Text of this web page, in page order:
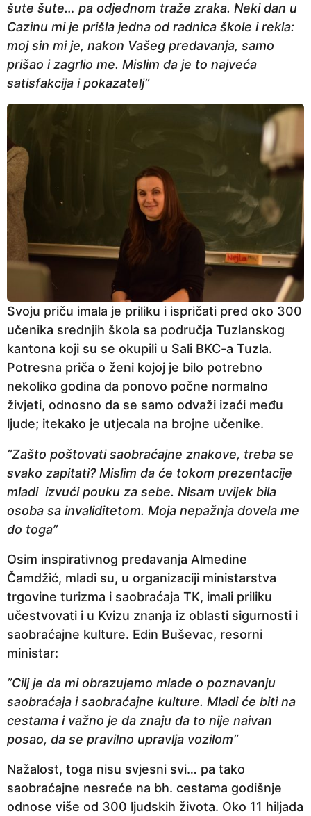
šute šute… pa odjednom traže zraka. Neki dan u
Cazinu mi je prišla jedna od radnica škole i rekla:
moj sin mi je, nakon Vašeg predavanja, samo
prišao i zagrlio me. Mislim da je to najveća
satisfakcija i pokazatelj”
Svoju priču imala je priliku i ispričati pred oko 300
učenika srednjih škola sa područja Tuzlanskog
kantona koji su se okupili u Sali BKC-a Tuzla.
Potresna priča o ženi kojoj je bilo potrebno
nekoliko godina da ponovo počne normalno
živjeti, odnosno da se samo odvaži izaći među
ljude; itekako je utjecala na brojne učenike.
”Zašto poštovati saobraćajne znakove, treba se
svako zapitati? Mislim da će tokom prezentacije
mladi izvući pouku za sebe. Nisam uvijek bila
osoba sa invaliditetom. Moja nepažnja dovela me
do toga”
Osim inspirativnog predavanja Almedine
Čamdžić, mladi su, u organizaciji ministarstva
trgovine turizma i saobraćaja TK, imali priliku
učestvovati i u Kvizu znanja iz oblasti sigurnosti i
saobraćajne kulture. Edin Buševac, resorni
ministar:
”Cilj je da mi obrazujemo mlade o poznavanju
saobraćaja i saobraćajne kulture. Mladi će biti na
cestama i važno je da znaju da to nije naivan
posao, da se pravilno upravlja vozilom”
Nažalost, toga nisu svjesni svi… pa tako
saobraćajne nesreće na bh. cestama godišnje
odnose više od 300 ljudskih života. Oko 11 hiljada